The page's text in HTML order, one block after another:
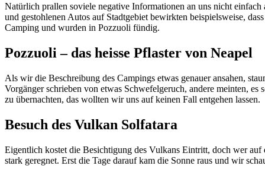
Natürlich prallen soviele negative Informationen an uns nicht
und gestohlenen Autos auf Stadtgebiet bewirkten beispielsweise,
Camping und wurden in Pozzuoli fündig.
Pozzuoli – das heisse Pflaster von Neapel
Als wir die Beschreibung des Campings etwas genauer ansahen,
Vorgänger schrieben von etwas Schwefelgeruch, andere meinten,
zu übernachten, das wollten wir uns auf keinen Fall entgehen lassen.
Besuch des Vulkan Solfatara
Eigentlich kostet die Besichtigung des Vulkans Eintritt, doch wer
stark geregnet. Erst die Tage darauf kam die Sonne raus und wir